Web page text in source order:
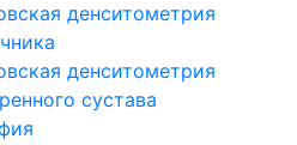
денситометрия
денситометрия
сустава